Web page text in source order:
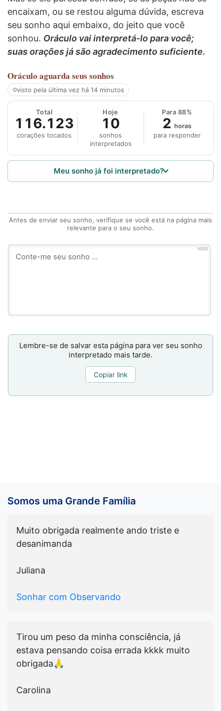
encaixam, ou se restou alguma dúvida, escreva
seu sonho aqui embaixo, do jeito que você
sonhou. Oráculo vai interpretá-lo para você;
suas orações já são agradecimento suficiente.
Oráculo aguarda seus sonhos
visto pela última vez há 14 minutos
Total
116.123
corações tocados
Hoje
10
sonhos
interpretados
Para 88%
2 horas
para responder
Meu sonho já foi interpretado?
Antes de enviar seu sonho, verifique se você está na página mais
relevante para o seu sonho.
1000
Lembre-se de salvar esta página para ver seu sonho
interpretado mais tarde.
Copiar link
Somos uma Grande Família
Muito obrigada realmente ando triste e
desanimanda
Juliana
Sonhar com Observando
Tirou um peso da minha consciência, já
estava pensando coisa errada kkkk muito
obrigada🙏
Carolina